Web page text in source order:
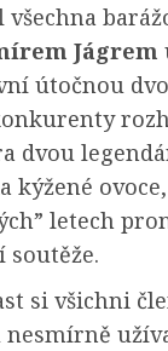
všechna
Jágrem
útočnou
dvou
kýžené
letech
soutěže.
si všichni
nesmírně